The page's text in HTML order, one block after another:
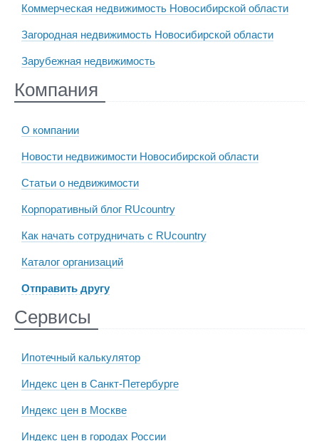
Коммерческая недвижимость Новосибирской области
Загородная недвижимость Новосибирской области
Зарубежная недвижимость
Компания
О компании
Новости недвижимости Новосибирской области
Статьи о недвижимости
Корпоративный блог RUcountry
Как начать сотрудничать с RUcountry
Каталог организаций
Отправить другу
Сервисы
Ипотечный калькулятор
Индекс цен в Санкт-Петербурге
Индекс цен в Москве
Индекс цен в городах России